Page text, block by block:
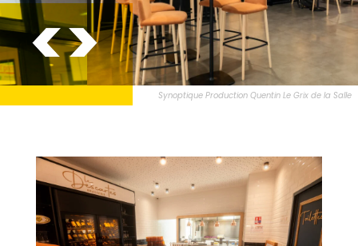
Synoptique Production Quentin Le Grix de la Salle